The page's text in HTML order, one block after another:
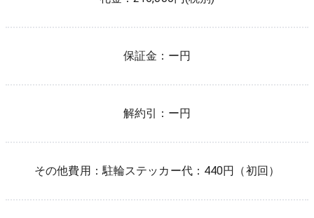
保証金： ー円
解約引： ー円
その他費用：駐輪ステッカー代：440円（初回）